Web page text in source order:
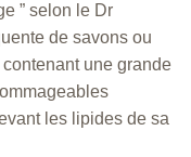
” selon le Dr
de savons ou
une grande
les lipides de sa